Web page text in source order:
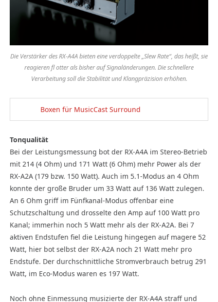
Die Verstärker des RX-A4A bieten eine verdoppelte „Slew Rate“, das heißt, sie
reagieren fl otter als bisher auf Signaländerungen. Die schnellere
Verarbeitung soll die Stabilität und Klangpräzision erhöhen.
Boxen für MusicCast Surround
Tonqualität
Bei der Leistungsmessung bot der RX-A4A im Stereo-Betrieb
mit 214 (4 Ohm) und 171 Watt (6 Ohm) mehr Power als der
RX-A2A (179 bzw. 150 Watt). Auch im 5.1-Modus an 4 Ohm
konnte der große Bruder um 33 Watt auf 136 Watt zulegen.
An 6 Ohm griff im Fünfkanal-Modus offenbar eine
Schutzschaltung und drosselte den Amp auf 100 Watt pro
Kanal; immerhin noch 5 Watt mehr als der RX-A2A. Bei 7
aktiven Endstufen fiel die Leistung hingegen auf magere 52
Watt, hier bot selbst der RX-A2A noch 21 Watt mehr pro
Endstufe. Der durchschnittliche Stromverbrauch betrug 291
Watt, im Eco-Modus waren es 197 Watt.
Noch ohne Einmessung musizierte der RX-A4A straff und